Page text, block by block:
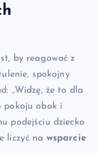
by reagować z
spokojny
„Widzę, że to dla
pokoju obok i
podejściu dziecko
liczyć na wsparcie